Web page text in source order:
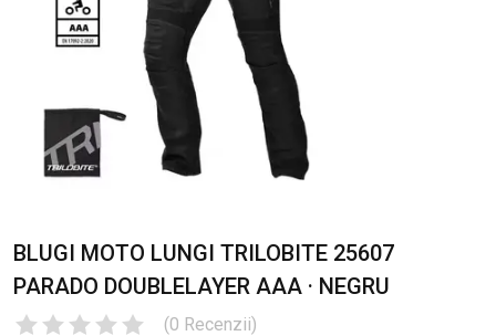
BLUGI MOTO LUNGI TRILOBITE 25607
PARADO DOUBLELAYER AAA · NEGRU
(0 Recenzii)